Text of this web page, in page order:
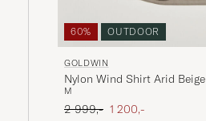
60% OUTDOOR
GOLDWIN
Nylon Wind Shirt Arid Beige
M
Ordinær pris
2 999,- Nedsatt pris
1 200,-